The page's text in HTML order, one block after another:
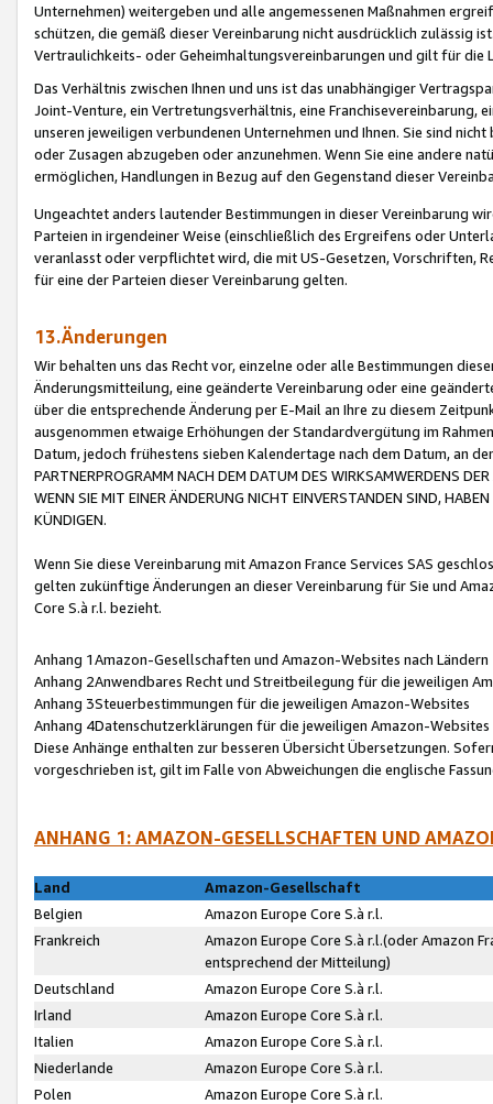
Unternehmen) weitergeben und alle angemessenen Maßnahmen
schützen, die gemäß dieser Vereinbarung nicht ausdrücklich zulässig
Vertraulichkeits- oder Geheimhaltungsvereinbarungen und gilt für die
Das Verhältnis zwischen Ihnen und uns ist das unabhängiger
Joint-Venture, ein Vertretungsverhältnis, eine Franchisevereinbarung,
unseren jeweiligen verbundenen Unternehmen und Ihnen. Sie sind
oder Zusagen abzugeben oder anzunehmen. Wenn Sie eine andere
ermöglichen, Handlungen in Bezug auf den Gegenstand dieser
Ungeachtet anders lautender Bestimmungen in dieser Vereinbarung
Parteien in irgendeiner Weise (einschließlich des Ergreifens oder
veranlasst oder verpflichtet wird, die mit US-Gesetzen, Vorschriften,
für eine der Parteien dieser Vereinbarung gelten.
13.Änderungen
Wir behalten uns das Recht vor, einzelne oder alle Bestimmungen
Änderungsmitteilung, eine geänderte Vereinbarung oder eine
über die entsprechende Änderung per E-Mail an Ihre zu diesem
ausgenommen etwaige Erhöhungen der Standardvergütung im
Datum, jedoch frühestens sieben Kalendertage nach dem Datum, an
PARTNERPROGRAMM NACH DEM DATUM DES WIRKSAMWERDENS
WENN SIE MIT EINER ÄNDERUNG NICHT EINVERSTANDEN SIND,
KÜNDIGEN.
Wenn Sie diese Vereinbarung mit Amazon France Services SAS
gelten zukünftige Änderungen an dieser Vereinbarung für Sie und
Core S.à r.l. bezieht.
Anhang 1Amazon-Gesellschaften und Amazon-Websites nach Ländern
Anhang 2Anwendbares Recht und Streitbeilegung für die jeweiligen
Anhang 3Steuerbestimmungen für die jeweiligen Amazon-Websites
Anhang 4Datenschutzerklärungen für die jeweiligen Amazon-Websites
Diese Anhänge enthalten zur besseren Übersicht Übersetzungen.
vorgeschrieben ist, gilt im Falle von Abweichungen die englische
ANHANG 1: AMAZON-GESELLSCHAFTEN UND
Land
Amazon-Gesellschaft
Belgien
Amazon Europe Core S.à r.l.
Frankreich
Amazon Europe Core S.à r.l.(oder Amazon
entsprechend der Mitteilung)
Deutschland
Amazon Europe Core S.à r.l.
Irland
Amazon Europe Core S.à r.l.
Italien
Amazon Europe Core S.à r.l.
Niederlande
Amazon Europe Core S.à r.l.
Polen
Amazon Europe Core S.à r.l.